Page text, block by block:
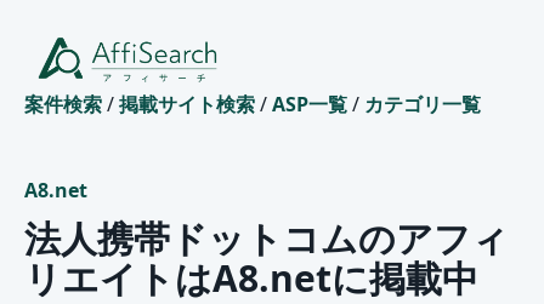
案件検索/掲載サイト検索/ASP一覧/ カテゴリ一覧
A8.net
法人携帯ドットコムのアフィ
リエイトはA8.netに掲載中